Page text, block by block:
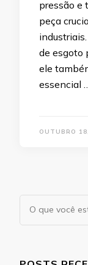
pressão e
peça
de esgoto
ele
essencial
OUTUBRO
Procurando